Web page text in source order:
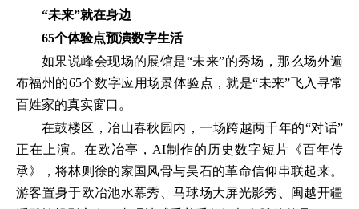
“未来”就在身边
65个体验点预演数字生活
如果说峰会现场的展馆是“未来”的秀场，那么场外遍
布福州的65个数字应用场景体验点，就是“未来”飞入寻常
百姓家的真实窗口。
在鼓楼区，冶山春秋园内，一场跨越两千年的“对话”
正在上演。在欧冶亭，AI制作的历史数字短片《百年传
承》，将林则徐的家国风骨与吴石的革命信仰串联起来。
游客置身于欧冶池水幕秀、马球场大屏光影秀、闽越开疆